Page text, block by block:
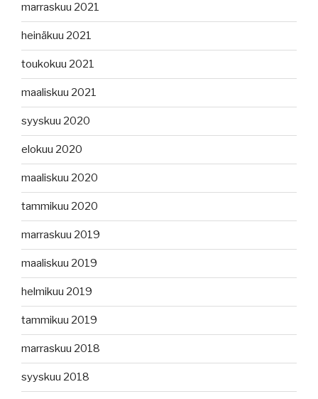
marraskuu 2021
heinäkuu 2021
toukokuu 2021
maaliskuu 2021
syyskuu 2020
elokuu 2020
maaliskuu 2020
tammikuu 2020
marraskuu 2019
maaliskuu 2019
helmikuu 2019
tammikuu 2019
marraskuu 2018
syyskuu 2018